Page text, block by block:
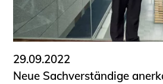
29.09.2022
Neue Sachverständige